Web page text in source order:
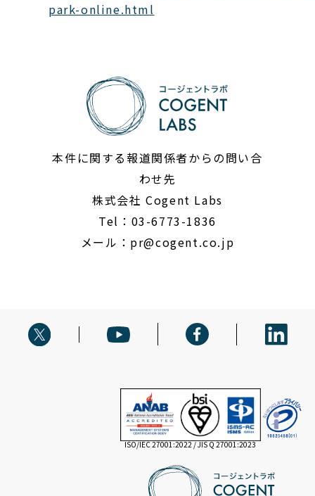
park-online.html
本件に関する報道関係者からの問い合
わせ先
株式会社 Cogent Labs
Tel：03-6773-1836
メール： pr@cogent.co.jp
ISO/IEC 27001:2022 / JIS Q 27001:2023